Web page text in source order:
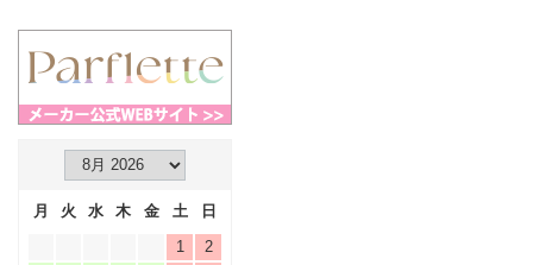
月 火 水 木 金 土
日
1
2